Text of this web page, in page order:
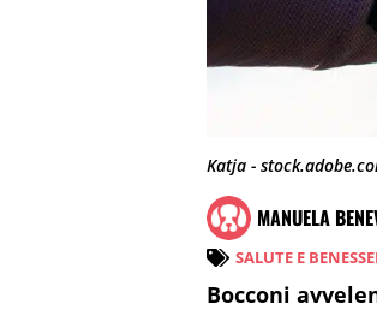
Katja -
MANUELA
SALUTE E
Bocconi